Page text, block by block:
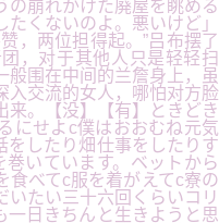
の崩れかけた廃屋を眺める
くないのよ。悪いけど」
两位担得起。”吕布摆了
，对于其他人只是轻轻扫
般围在中间的兰詹身上，虽
入交流的女人，哪怕对方脸
来。【没】【有】ときどき
にせよc僕はおおむね元気
をしたり畑仕事をしたりす
いています。ベットから
食べてc服を着がえてc寮の
いたい三十六回くらいコリ
一日きちんと生きようと思